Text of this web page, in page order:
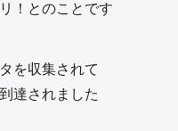
！とのことです
を収集されて
達されました